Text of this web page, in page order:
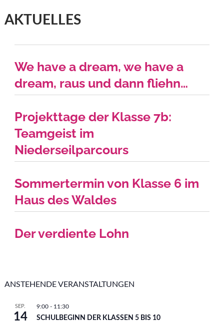
AKTUELLES
We have a dream, we have a
dream, raus und dann fliehn…
Projekttage der Klasse 7b:
Teamgeist im
Niederseilparcours
Sommertermin von Klasse 6 im
Haus des Waldes
Der verdiente Lohn
ANSTEHENDE VERANSTALTUNGEN
SEP.
14
9:00- 11:30
SCHULBEGINN DER KLASSEN 5 BIS 10